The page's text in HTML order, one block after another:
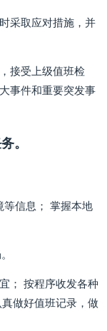
采取应对措施，并
接受上级值班检
事件和重要突发事
。
等信息； 掌握本地
； 按程序收发各种
做好值班记录，做